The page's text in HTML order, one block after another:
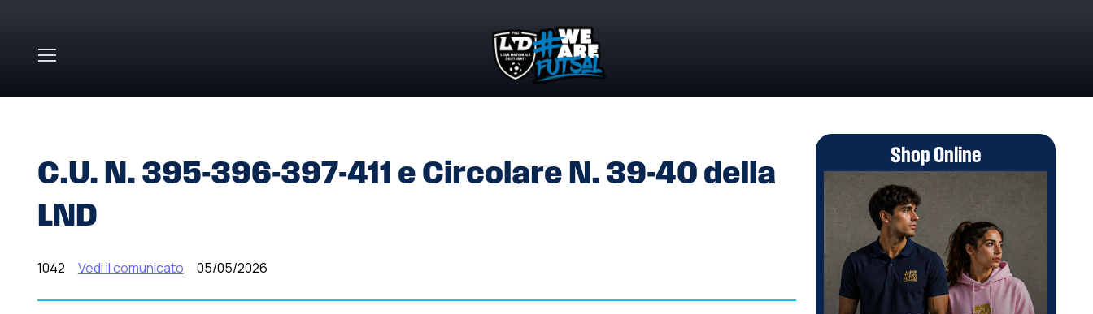
C.U. N. 395-396-397-411 e Circolare N. 39-40 della
LND
1042 Vedi il comunicato 05/05/2026
Shop Online